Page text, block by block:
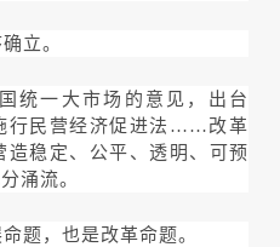
立。
统一大市场的意见，出台
行民营经济促进法……改革
稳定、公平、透明、可预
涌流。
题，也是改革命题。